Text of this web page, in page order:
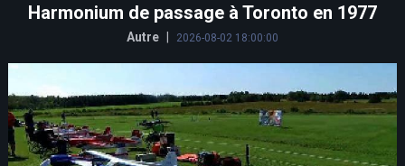
Harmonium de passage à Toronto en 1977
Autre 2026-08-02 18:00:00